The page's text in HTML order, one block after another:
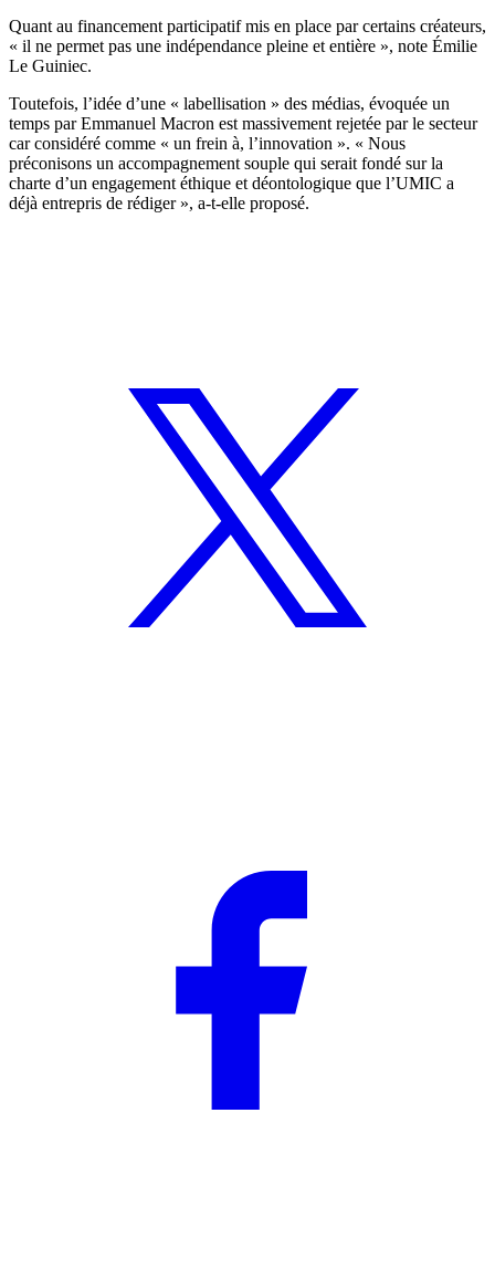
Quant au financement participatif mis en place par certains créateurs,
« il ne permet pas une indépendance pleine et entière », note Émilie
Le Guiniec.
Toutefois, l’idée d’une « labellisation » des médias, évoquée un
temps par Emmanuel Macron est massivement rejetée par le secteur
car considéré comme « un frein à, l’innovation ». « Nous
préconisons un accompagnement souple qui serait fondé sur la
charte d’un engagement éthique et déontologique que l’UMIC a
déjà entrepris de rédiger », a-t-elle proposé.